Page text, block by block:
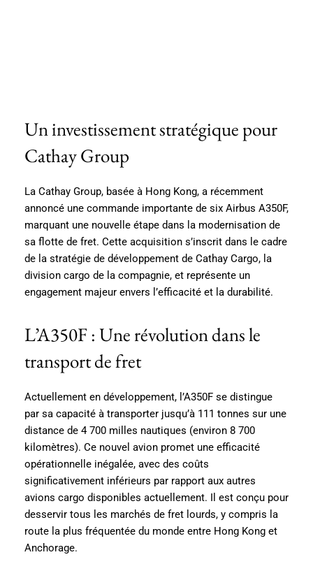
Un investissement stratégique pour
Cathay Group
La Cathay Group, basée à Hong Kong, a récemment
annoncé une commande importante de six Airbus A350F,
marquant une nouvelle étape dans la modernisation de
sa flotte de fret. Cette acquisition s’inscrit dans le cadre
de la stratégie de développement de Cathay Cargo, la
division cargo de la compagnie, et représente un
engagement majeur envers l’efficacité et la durabilité.
L’A350F : Une révolution dans le
transport de fret
Actuellement en développement, l’A350F se distingue
par sa capacité à transporter jusqu’à 111 tonnes sur une
distance de 4 700 milles nautiques (environ 8 700
kilomètres). Ce nouvel avion promet une efficacité
opérationnelle inégalée, avec des coûts
significativement inférieurs par rapport aux autres
avions cargo disponibles actuellement. Il est conçu pour
desservir tous les marchés de fret lourds, y compris la
route la plus fréquentée du monde entre Hong Kong et
Anchorage.